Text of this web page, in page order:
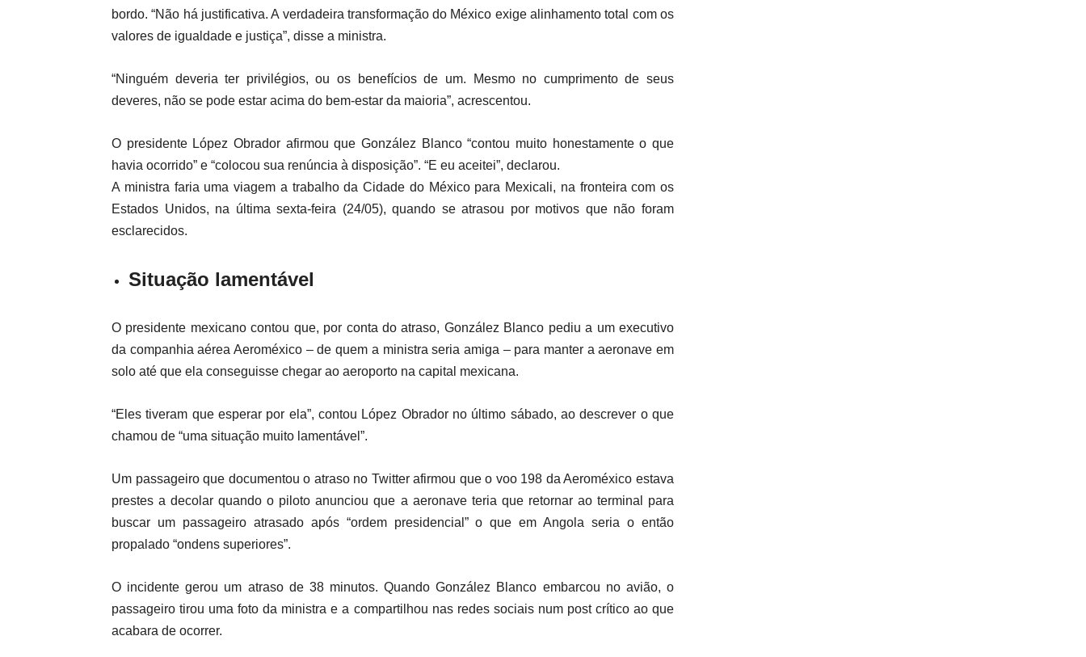
bordo. “Não há justificativa. A verdadeira transformação do México exige alinhamento total com os
valores de igualdade e justiça”, disse a ministra.
“Ninguém deveria ter privilégios, ou os benefícios de um. Mesmo no cumprimento de seus
deveres, não se pode estar acima do bem-estar da maioria”, acrescentou.
O presidente López Obrador afirmou que González Blanco “contou muito honestamente o que
havia ocorrido” e “colocou sua renúncia à disposição”. “E eu aceitei”, declarou.
A ministra faria uma viagem a trabalho da Cidade do México para Mexicali, na fronteira com os
Estados Unidos, na última sexta-feira (24/05), quando se atrasou por motivos que não foram
esclarecidos.
Situação lamentável
O presidente mexicano contou que, por conta do atraso, González Blanco pediu a um executivo
da companhia aérea Aeroméxico – de quem a ministra seria amiga – para manter a aeronave em
solo até que ela conseguisse chegar ao aeroporto na capital mexicana.
“Eles tiveram que esperar por ela”, contou López Obrador no último sábado, ao descrever o que
chamou de “uma situação muito lamentável”.
Um passageiro que documentou o atraso no Twitter afirmou que o voo 198 da Aeroméxico estava
prestes a decolar quando o piloto anunciou que a aeronave teria que retornar ao terminal para
buscar um passageiro atrasado após “ordem presidencial” o que em Angola seria o então
propalado “ondens superiores”.
O incidente gerou um atraso de 38 minutos. Quando González Blanco embarcou no avião, o
passageiro tirou uma foto da ministra e a compartilhou nas redes sociais num post crítico ao que
acabara de ocorrer.